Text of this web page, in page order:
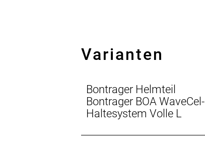
Varianten
Bontrager Helmteil
Bontrager BOA WaveCel-
Haltesystem Volle L